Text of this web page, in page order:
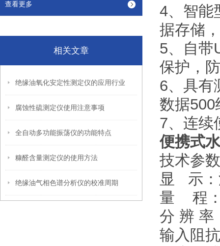
查看更多
相关文章
绝缘油氧化安定性测定仪的应用行业
腐蚀性硫测定仪使用注意事项
全自动多功能振荡仪的功能特点
糠醛含量测定仪的使用方法
绝缘油气相色谱分析仪的校准周期
4、智能
据存储
5、自带
保护，
6、具有
数据500
7、连续
便携式
技术参数
显 示：
量 程：
分 辨 率
输入阻